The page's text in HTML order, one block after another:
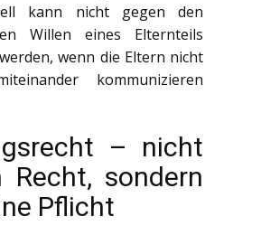
kann nicht gegen den
Willen eines Elternteils
wenn die Eltern nicht
kommunizieren
– nicht
Recht, sondern
Pflicht